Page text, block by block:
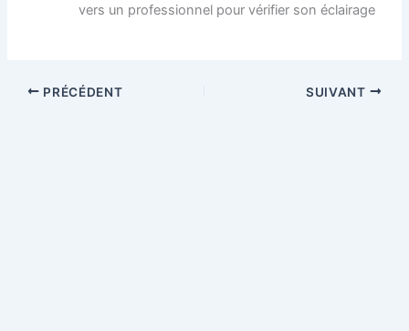
vers un professionnel pour vérifier son éclairage
PRÉCÉDENT SUIVANT